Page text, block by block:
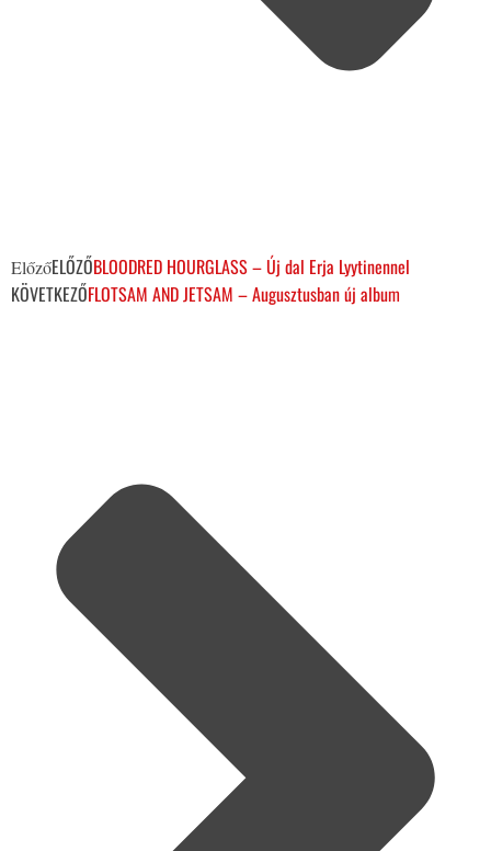
ElőzőELŐZŐBLOODRED HOURGLASS – Új dal Erja Lyytinennel
KÖVETKEZŐFLOTSAM AND JETSAM – Augusztusban új album